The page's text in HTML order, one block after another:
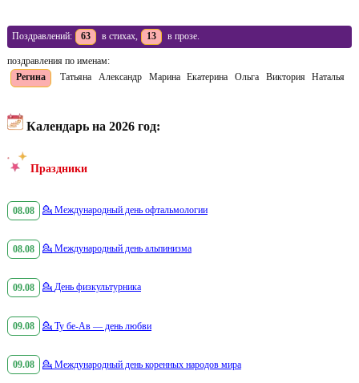
Поздравлений: 63 в стихах, 13 в прозе.
поздравления по именам:
Регина
Татьяна Александр Марина Екатерина Ольга Виктория Наталья
Календарь на 2026 год:
Праздники
08.08 💁 Международный день офтальмологии
08.08 💁 Международный день альпинизма
09.08 💁 День физкультурника
09.08 💁 Ту бе-Ав — день любви
09.08 💁 Международный день коренных народов мира